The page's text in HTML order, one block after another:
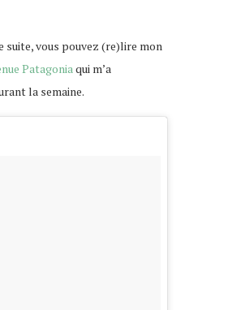
suite, vous pouvez (re)lire mon
Patagoniaqui m’a
la semaine.